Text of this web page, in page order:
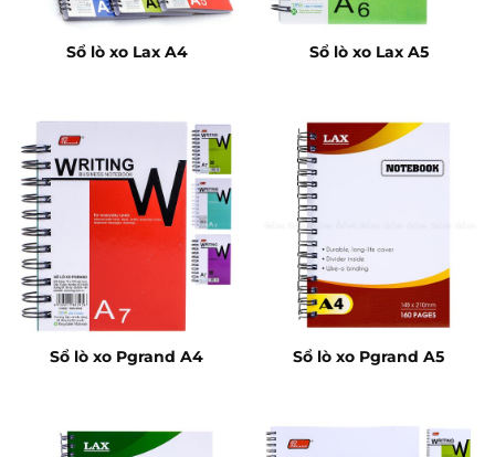
Sổ lò xo Lax A4 Sổ lò xo Lax A5
Sổ lò xo Pgrand A4 Sổ lò xo Pgrand A5